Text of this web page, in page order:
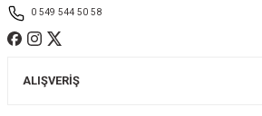
0 549 544 50 58
ALIŞVERİŞ